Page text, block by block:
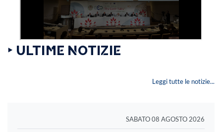
‣ ULTIME NOTIZIE
Leggi tutte le notizie...
SABATO 08 AGOSTO 2026